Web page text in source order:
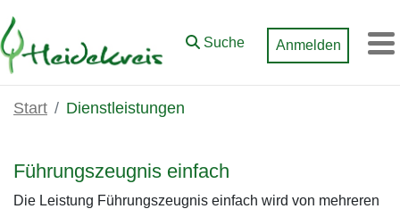
Zum Hauptinhalt springen
Suche Anmelden
Start Dienstleistungen
Führungszeugnis einfach
Die Leistung Führungszeugnis einfach wird von mehreren